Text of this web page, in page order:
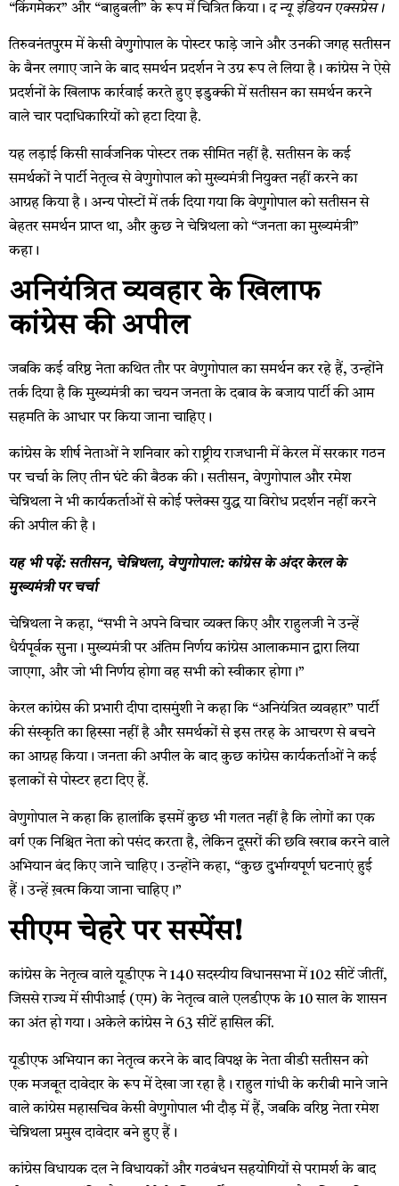
“किंगमेकर” और “बाहुबली” के रूप में चित्रित किया। द न्यू इंडियन एक्सप्रेस।
तिरुवनंतपुरम में केसी वेणुगोपाल के पोस्टर फाड़े जाने और उनकी जगह सतीसन
के बैनर लगाए जाने के बाद समर्थन प्रदर्शन ने उग्र रूप ले लिया है। कांग्रेस ने ऐसे
प्रदर्शनों के खिलाफ कार्रवाई करते हुए इडुक्की में सतीसन का समर्थन करने
वाले चार पदाधिकारियों को हटा दिया है.
यह लड़ाई किसी सार्वजनिक पोस्टर तक सीमित नहीं है. सतीसन के कई
समर्थकों ने पार्टी नेतृत्व से वेणुगोपाल को मुख्यमंत्री नियुक्त नहीं करने का
आग्रह किया है। अन्य पोस्टों में तर्क दिया गया कि वेणुगोपाल को सतीसन से
बेहतर समर्थन प्राप्त था, और कुछ ने चेन्निथला को “जनता का मुख्यमंत्री”
कहा।
अनियंत्रित व्यवहार के खिलाफ
कांग्रेस की अपील
जबकि कई वरिष्ठ नेता कथित तौर पर वेणुगोपाल का समर्थन कर रहे हैं, उन्होंने
तर्क दिया है कि मुख्यमंत्री का चयन जनता के दबाव के बजाय पार्टी की आम
सहमति के आधार पर किया जाना चाहिए।
कांग्रेस के शीर्ष नेताओं ने शनिवार को राष्ट्रीय राजधानी में केरल में सरकार गठन
पर चर्चा के लिए तीन घंटे की बैठक की। सतीसन, वेणुगोपाल और रमेश
चेन्निथला ने भी कार्यकर्ताओं से कोई फ्लेक्स युद्ध या विरोध प्रदर्शन नहीं करने
की अपील की है।
यह भी पढ़ें: सतीसन, चेन्निथला, वेणुगोपाल: कांग्रेस के अंदर केरल के
मुख्यमंत्री पर चर्चा
चेन्निथला ने कहा, “सभी ने अपने विचार व्यक्त किए और राहुलजी ने उन्हें
धैर्यपूर्वक सुना। मुख्यमंत्री पर अंतिम निर्णय कांग्रेस आलाकमान द्वारा लिया
जाएगा, और जो भी निर्णय होगा वह सभी को स्वीकार होगा।”
केरल कांग्रेस की प्रभारी दीपा दासमुंशी ने कहा कि “अनियंत्रित व्यवहार” पार्टी
की संस्कृति का हिस्सा नहीं है और समर्थकों से इस तरह के आचरण से बचने
का आग्रह किया। जनता की अपील के बाद कुछ कांग्रेस कार्यकर्ताओं ने कई
इलाकों से पोस्टर हटा दिए हैं.
वेणुगोपाल ने कहा कि हालांकि इसमें कुछ भी गलत नहीं है कि लोगों का एक
वर्ग एक निश्चित नेता को पसंद करता है, लेकिन दूसरों की छवि खराब करने वाले
अभियान बंद किए जाने चाहिए। उन्होंने कहा, “कुछ दुर्भाग्यपूर्ण घटनाएं हुई
हैं। उन्हें ख़त्म किया जाना चाहिए।”
सीएम चेहरे पर सस्पेंस!
कांग्रेस के नेतृत्व वाले यूडीएफ ने 140 सदस्यीय विधानसभा में 102 सीटें जीतीं,
जिससे राज्य में सीपीआई (एम) के नेतृत्व वाले एलडीएफ के 10 साल के शासन
का अंत हो गया। अकेले कांग्रेस ने 63 सीटें हासिल कीं.
यूडीएफ अभियान का नेतृत्व करने के बाद विपक्ष के नेता वीडी सतीसन को
एक मजबूत दावेदार के रूप में देखा जा रहा है। राहुल गांधी के करीबी माने जाने
वाले कांग्रेस महासचिव केसी वेणुगोपाल भी दौड़ में हैं, जबकि वरिष्ठ नेता रमेश
चेन्निथला प्रमुख दावेदार बने हुए हैं।
कांग्रेस विधायक दल ने विधायकों और गठबंधन सहयोगियों से परामर्श के बाद